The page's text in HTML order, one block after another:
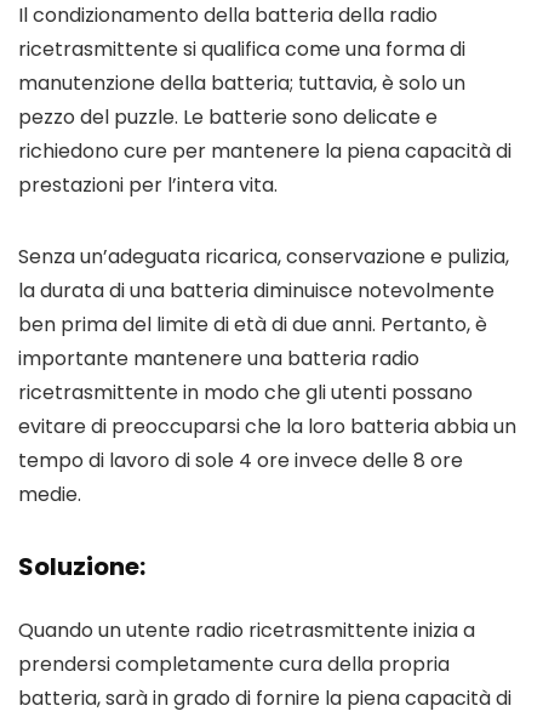
Il condizionamento della batteria della radio
ricetrasmittente si qualifica come una forma di
manutenzione della batteria; tuttavia, è solo un
pezzo del puzzle. Le batterie sono delicate e
richiedono cure per mantenere la piena capacità di
prestazioni per l’intera vita.
Senza un’adeguata ricarica, conservazione e pulizia,
la durata di una batteria diminuisce notevolmente
ben prima del limite di età di due anni. Pertanto, è
importante mantenere una batteria radio
ricetrasmittente in modo che gli utenti possano
evitare di preoccuparsi che la loro batteria abbia un
tempo di lavoro di sole 4 ore invece delle 8 ore
medie.
Soluzione:
Quando un utente radio ricetrasmittente inizia a
prendersi completamente cura della propria
batteria, sarà in grado di fornire la piena capacità di